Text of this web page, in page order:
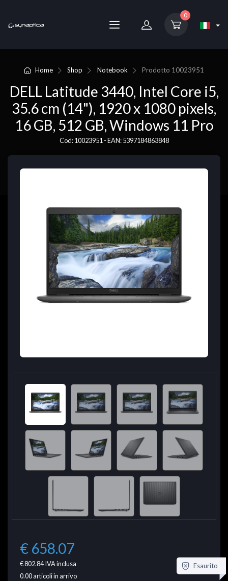
0
Home Shop Notebook Prodotto 10023951
DELL Latitude 3440, Intel Core i5,
35.6 cm (14"), 1920 x 1080 pixels,
16 GB, 512 GB, Windows 11 Pro
Cod: 10023951 - EAN: 5397184863848
€ 658.07
€ 802.84IVA inclusa
0.00articoli in arrivo
Esaurito